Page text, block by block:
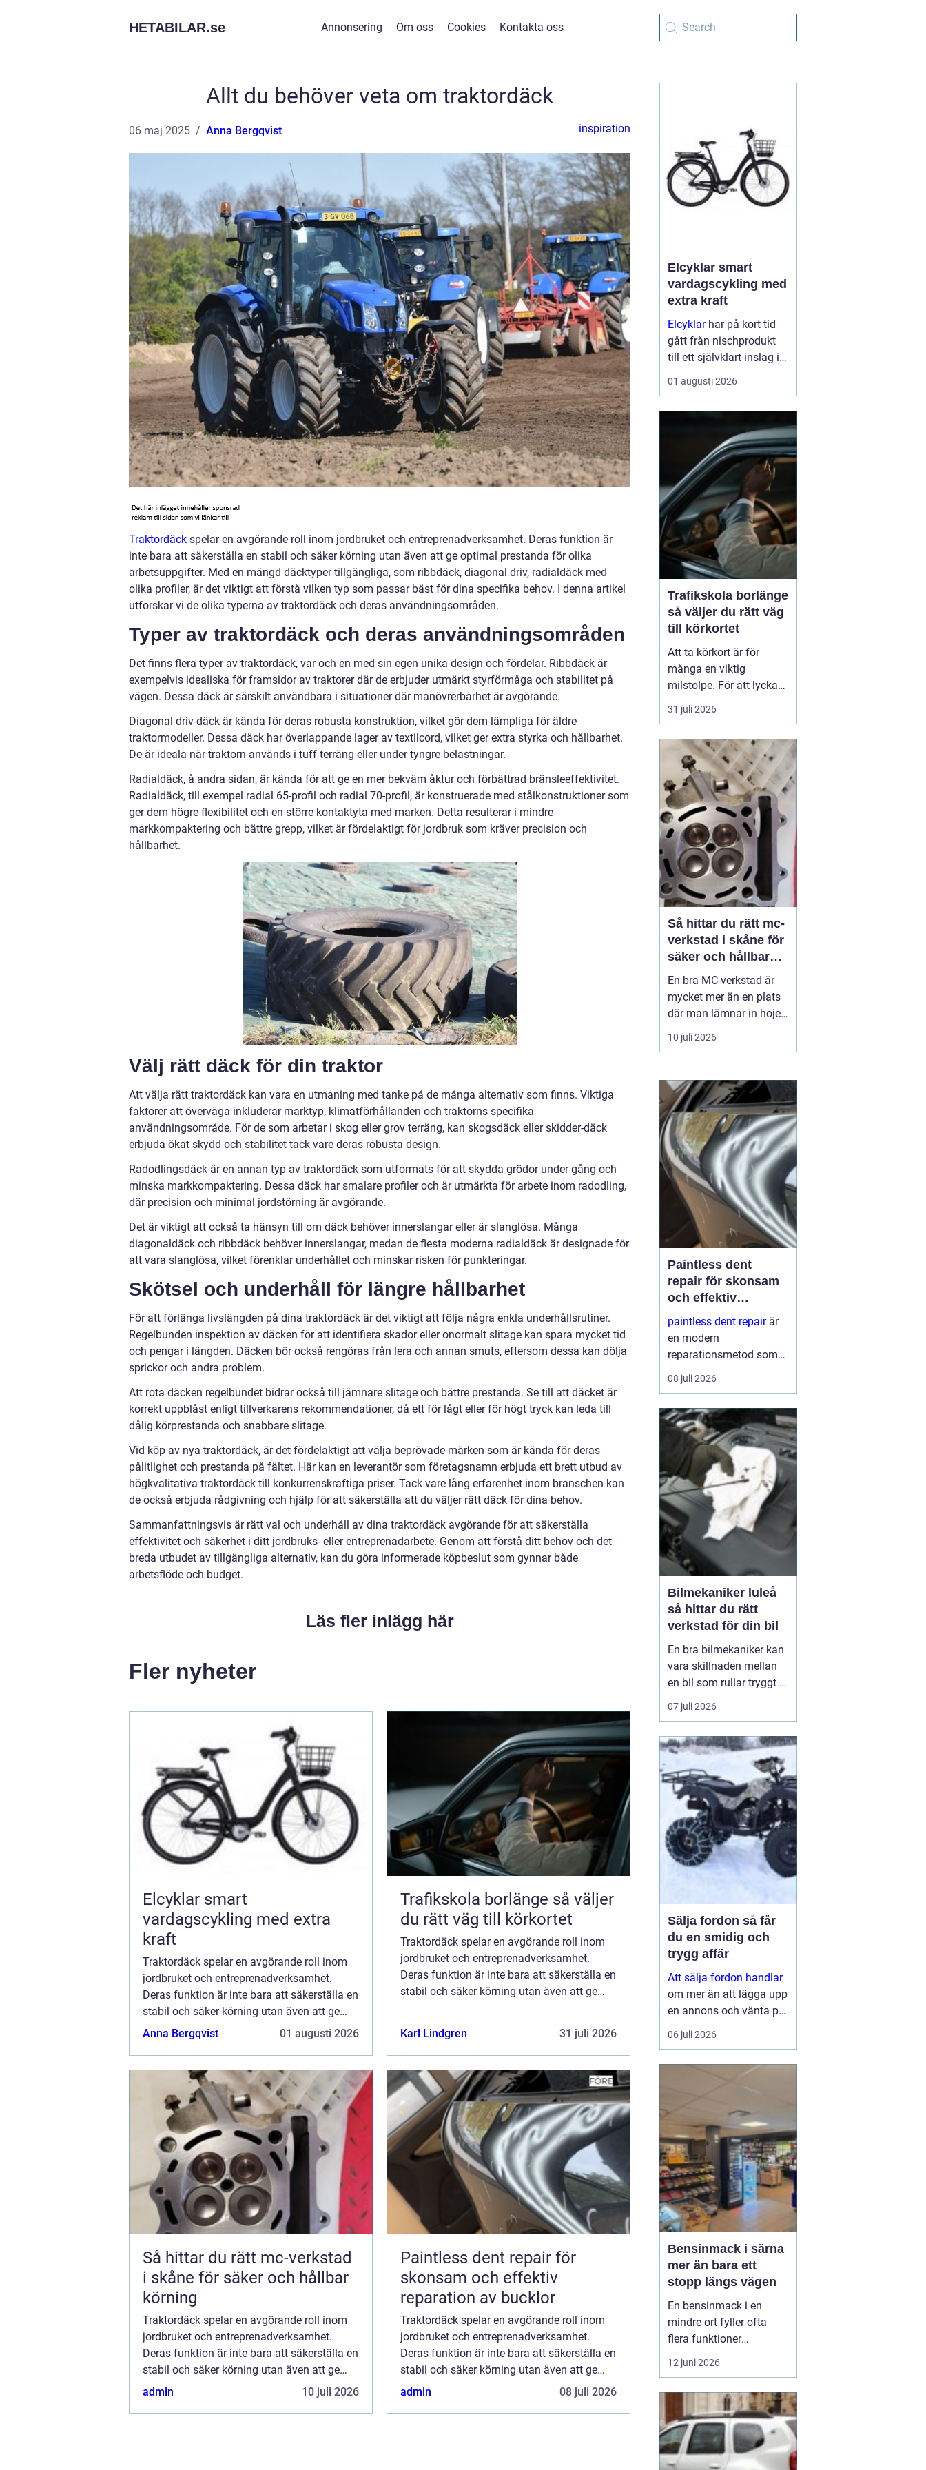
HETABILAR.se Annonsering Om oss Cookies Kontakta oss
Allt du behöver veta om traktordäck
06 maj 2025 Anna Bergqvist inspiration
Traktordäck spelar en avgörande roll inom jordbruket och entreprenadverksamhet. Deras funktion är
inte bara att säkerställa en stabil och säker körning utan även att ge optimal prestanda för olika
arbetsuppgifter. Med en mängd däcktyper tillgängliga, som ribbdäck, diagonal driv, radialdäck med
olika profiler, är det viktigt att förstå vilken typ som passar bäst för dina specifika behov. I denna artikel
utforskar vi de olika typerna av traktordäck och deras användningsområden.
Typer av traktordäck och deras användningsområden
Det finns flera typer av traktordäck, var och en med sin egen unika design och fördelar. Ribbdäck är
exempelvis idealiska för framsidor av traktorer där de erbjuder utmärkt styrförmåga och stabilitet på
vägen. Dessa däck är särskilt användbara i situationer där manövrerbarhet är avgörande.
Diagonal driv-däck är kända för deras robusta konstruktion, vilket gör dem lämpliga för äldre
traktormodeller. Dessa däck har överlappande lager av textilcord, vilket ger extra styrka och hållbarhet.
De är ideala när traktorn används i tuff terräng eller under tyngre belastningar.
Radialdäck, å andra sidan, är kända för att ge en mer bekväm åktur och förbättrad bränsleeffektivitet.
Radialdäck, till exempel radial 65-profil och radial 70-profil, är konstruerade med stålkonstruktioner som
ger dem högre flexibilitet och en större kontaktyta med marken. Detta resulterar i mindre
markkompaktering och bättre grepp, vilket är fördelaktigt för jordbruk som kräver precision och
hållbarhet.
Välj rätt däck för din traktor
Att välja rätt traktordäck kan vara en utmaning med tanke på de många alternativ som finns. Viktiga
faktorer att överväga inkluderar marktyp, klimatförhållanden och traktorns specifika
användningsområde. För de som arbetar i skog eller grov terräng, kan skogsdäck eller skidder-däck
erbjuda ökat skydd och stabilitet tack vare deras robusta design.
Radodlingsdäck är en annan typ av traktordäck som utformats för att skydda grödor under gång och
minska markkompaktering. Dessa däck har smalare profiler och är utmärkta för arbete inom radodling,
där precision och minimal jordstörning är avgörande.
Det är viktigt att också ta hänsyn till om däck behöver innerslangar eller är slanglösa. Många
diagonaldäck och ribbdäck behöver innerslangar, medan de flesta moderna radialdäck är designade för
att vara slanglösa, vilket förenklar underhållet och minskar risken för punkteringar.
Skötsel och underhåll för längre hållbarhet
För att förlänga livslängden på dina traktordäck är det viktigt att följa några enkla underhållsrutiner.
Regelbunden inspektion av däcken för att identifiera skador eller onormalt slitage kan spara mycket tid
och pengar i längden. Däcken bör också rengöras från lera och annan smuts, eftersom dessa kan dölja
sprickor och andra problem.
Att rota däcken regelbundet bidrar också till jämnare slitage och bättre prestanda. Se till att däcket är
korrekt uppblåst enligt tillverkarens rekommendationer, då ett för lågt eller för högt tryck kan leda till
dålig körprestanda och snabbare slitage.
Vid köp av nya traktordäck, är det fördelaktigt att välja beprövade märken som är kända för deras
pålitlighet och prestanda på fältet. Här kan en leverantör som företagsnamn erbjuda ett brett utbud av
högkvalitativa traktordäck till konkurrenskraftiga priser. Tack vare lång erfarenhet inom branschen kan
de också erbjuda rådgivning och hjälp för att säkerställa att du väljer rätt däck för dina behov.
Sammanfattningsvis är rätt val och underhåll av dina traktordäck avgörande för att säkerställa
effektivitet och säkerhet i ditt jordbruks- eller entreprenadarbete. Genom att förstå ditt behov och det
breda utbudet av tillgängliga alternativ, kan du göra informerade köpbeslut som gynnar både
arbetsflöde och budget.
Läs fler inlägg här
Fler nyheter
Elcyklar smart
vardagscykling med extra
kraft
Traktordäck spelar en avgörande roll inom
jordbruket och entreprenadverksamhet.
Deras funktion är inte bara att säkerställa en
stabil och säker körning utan även att ge
optimal prestanda för olika arbetsup...
Anna Bergqvist 01 augusti 2026
Trafikskola borlänge så väljer
du rätt väg till körkortet
Traktordäck spelar en avgörande roll inom
jordbruket och entreprenadverksamhet.
Deras funktion är inte bara att säkerställa en
stabil och säker körning utan även att ge
Karl Lindgren
31 juli 2026
Så hittar du rätt mc-verkstad
i skåne för säker och hållbar
körning
Traktordäck spelar en avgörande roll inom
jordbruket och entreprenadverksamhet.
Deras funktion är inte bara att säkerställa en
stabil och säker körning utan även att ge
optimal prestanda för olika arbetsup...
admin 10 juli 2026
Paintless dent repair för
skonsam och effektiv
reparation av bucklor
Traktordäck spelar en avgörande roll inom
jordbruket och entreprenadverksamhet.
Deras funktion är inte bara att säkerställa en
stabil och säker körning utan även att ge
optimal prestanda för olika arbetsup...
admin 08 juli 2026
Elcyklar smart
vardagscykling med
extra kraft
Elcyklarhar på kort tid
gått från nischprodukt
till ett självklart inslag i
många städer och
samhällen.
elassistans gör det
enklare att välja cykeln i
01 augusti 2026
Trafikskola borlänge
så väljer du rätt väg
till körkortet
Att ta körkort är för
många en viktig
milstolpe. För att lyckas
på ett tryggt och
effektivt sätt spelar valet
Den som söker en
Trafikskola Borlänge
möter i dag många
alternativ, med a...
31 juli 2026
Så hittar du rätt mc-
verkstad i skåne för
säker och hållbar
körning
En bra MC-verkstad är
mycket mer än en plats
där man lämnar in hojen
när något går sönder.
För många förare i
trygghet, säkerhet och
körglädje under lång tid
framöver. En
genomtänkt serviceplan
förlänger livslängden på
motorcykel...
10 juli 2026
Paintless dent
repair för skonsam
och effektiv
reparation av
bucklor
paintless dent repairär
en modern
reparationsmetod som
används för att ta bort
bucklor i bilplåt utan att
har blivit mycket populär
i sverige eftersom den
kombinerar
hantverksskickl...
08 juli 2026
Bilmekaniker luleå
så hittar du rätt
verkstad för din bil
En bra bilmekaniker kan
vara skillnaden mellan
en bil som rullar tryggt i
många år och
återkommande problem
I Luleå finns många
verkstäder att välja på,
men hur vet du
egentligen vem som gör
ett bra jobb, håller vad
de lova...
07 juli 2026
Sälja fordon så får
du en smidig och
trygg affär
Att sälja fordon handlar
om mer än att lägga upp
en annons och vänta på
svar. Många vill få en
bra peng för bilen,
snöskotern, men lika
viktigt är en säker affär,
snabb betalning oc...
06 juli 2026
Bensinmack i särna
mer än bara ett
stopp längs vägen
En bensinmack i en
mindre ort fyller ofta
flera funktioner
samtidigt. I Särna, mitt i
norra Dalarna, blir
knutpunkt för både
ortsbor och
genomresande. Här
handlar det om mer än
12 juni 2026